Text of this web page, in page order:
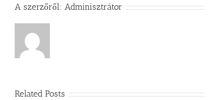
A szerzőről: Adminisztrátor
Related Posts